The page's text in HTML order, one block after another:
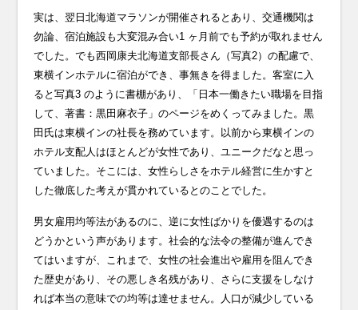
実は、翌日北海道マラソンが開催されるとあり、交通機関は
勿論、宿泊施設も大変混み合い1 ヶ月前でも予約が取れません
でした。でも西岡康夫北海道支部長さん（写真2）の配慮で、
東横インホテルに宿泊ができ、事無きを得ました。客室に入
ると写真3 のように書棚があり、「日本一働きたい職場を目指
して、著書：黒田麻衣子」のページをめくってみました。黒
田氏は東横インの社長を務めています。以前から東横インの
ホテル支配人はほとんどが女性であり、ユニークだなと思っ
ていました。そこには、女性らしさをホテル経営に生かすと
した徹底した考えが貫かれているとのことでした。
男女雇用均等法があるのに、逆に女性ばかりを優遇するのは
どうかという声があります。社会的な法令の整備が進んでき
てはいますが、これまで、女性の社会進出や雇用を阻んでき
た歴史があり、その悪しき名残があり、さらに支援をしなけ
れば本当の意味での均等は達せません。人口が減少している